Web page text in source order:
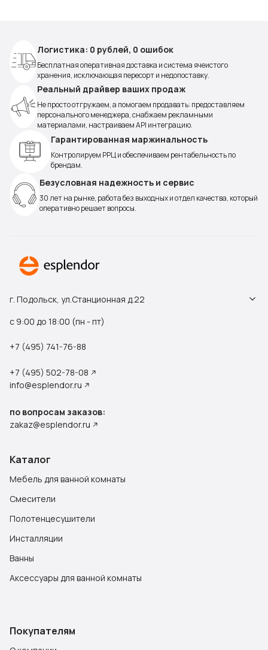
Логистика: 0 рублей, 0 ошибок
Бесплатная оперативная доставка и система ячеистого
хранения, исключающая пересорт и недопоставку.
Реальный драйвер ваших продаж
Не просто отгружаем, а помогаем продавать: предоставляем
персонального менеджера, снабжаем рекламными
материалами, настраиваем API интеграцию.
Гарантированная маржинальность
Контролируем РРЦ и обеспечиваем рентабельность по
брендам.
Безусловная надежность и сервис
30 лет на рынке, работа без выходных и отдел качества, который
оперативно решает вопросы.
г. Подольск, ул.Станционная д.22
с 9:00 до 18:00 (пн - пт)
+7 (495) 741-76-88
+7 (495) 502-78-08
info@esplendor.ru
по вопросам заказов:
zakaz@esplendor.ru
Каталог
Мебель для ванной комнаты
Смесители
Полотенцесушители
Инсталляции
Ванны
Аксессуары для ванной комнаты
Покупателям